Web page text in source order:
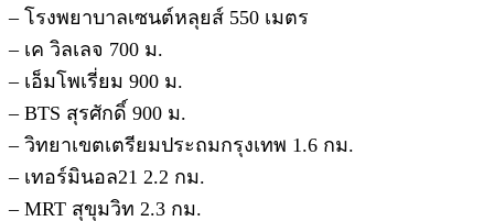
– โรงพยาบาลเซนต์หลุยส์ 550 เมตร
– เค วิลเลจ 700 ม.
– เอ็มโพเรี่ยม 900 ม.
– BTS สุรศักดิ์ 900 ม.
– วิทยาเขตเตรียมประถมกรุงเทพ 1.6 กม.
– เทอร์มินอล21 2.2 กม.
– MRT สุขุมวิท 2.3 กม.